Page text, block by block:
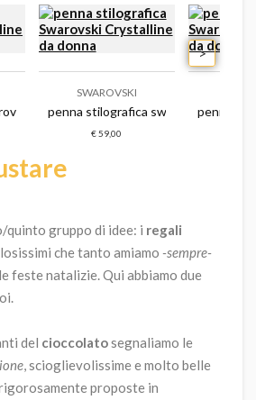
crystalline da donna
SWAROVSKI
penna stilografica swarovski
€ 59,00
penna
>
quinto gruppo di idee: i regali
che tanto amiamo -sempre-
feste natalizie. Qui abbiamo due
del cioccolatosegnaliamo le
, scioglievolissime e molto belle
proposte in